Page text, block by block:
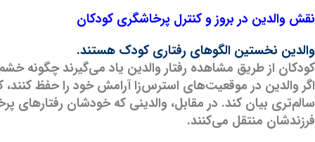
نقش والدین در بروز و کنترل پرخاشگری کودکان
والدین نخستین الگوهای رفتاری کودک هستند.
کودکان از طریق مشاهده رفتار والدین یاد می‌گیرند چگونه
اگر والدین در موقعیت‌های استرس‌زا آرامش خود را حفظ
سالم‌تری بیان کند. در مقابل، والدینی که خودشان رفتارهای
فرزندشان منتقل می‌کنند.